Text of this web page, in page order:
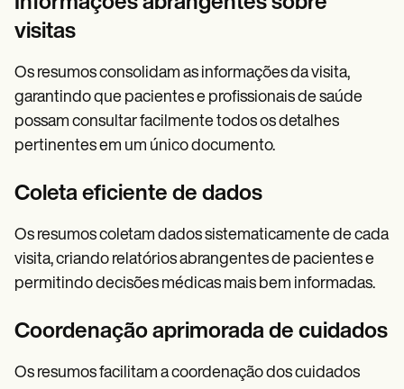
visitas
Os resumos consolidam as informações da visita,
garantindo que pacientes e profissionais de saúde
possam consultar facilmente todos os detalhes
pertinentes em um único documento.
Coleta eficiente de dados
Os resumos coletam dados sistematicamente de cada
visita, criando relatórios abrangentes de pacientes e
permitindo decisões médicas mais bem informadas.
Coordenação aprimorada de cuidados
Os resumos facilitam a coordenação dos cuidados